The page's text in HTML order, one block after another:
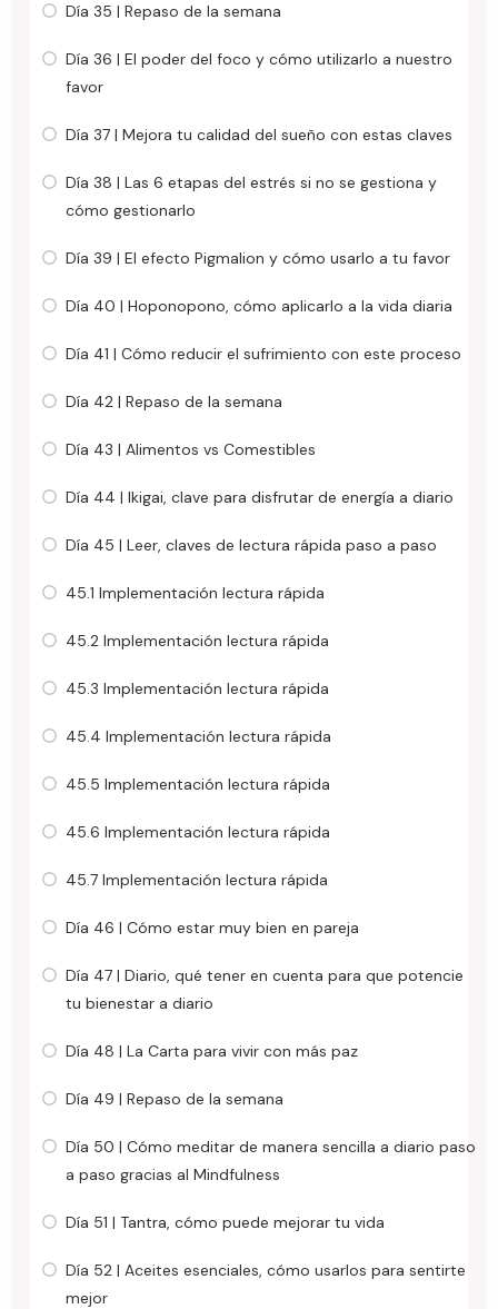
Día 35 | Repaso de la semana
Día 36 | El poder del foco y cómo utilizarlo a nuestro
favor
Día 37 | Mejora tu calidad del sueño con estas claves
Día 38 | Las 6 etapas del estrés si no se gestiona y
cómo gestionarlo
Día 39 | El efecto Pigmalion y cómo usarlo a tu favor
Día 40 | Hoponopono, cómo aplicarlo a la vida diaria
Día 41 | Cómo reducir el sufrimiento con este proceso
Día 42 | Repaso de la semana
Día 43 | Alimentos vs Comestibles
Día 44 | Ikigai, clave para disfrutar de energía a diario
Día 45 | Leer, claves de lectura rápida paso a paso
45.1 Implementación lectura rápida
45.2 Implementación lectura rápida
45.3 Implementación lectura rápida
45.4 Implementación lectura rápida
45.5 Implementación lectura rápida
45.6 Implementación lectura rápida
45.7 Implementación lectura rápida
Día 46 | Cómo estar muy bien en pareja
Día 47 | Diario, qué tener en cuenta para que potencie
tu bienestar a diario
Día 48 | La Carta para vivir con más paz
Día 49 | Repaso de la semana
Día 50 | Cómo meditar de manera sencilla a diario paso
a paso gracias al Mindfulness
Día 51 | Tantra, cómo puede mejorar tu vida
Día 52 | Aceites esenciales, cómo usarlos para sentirte
mejor